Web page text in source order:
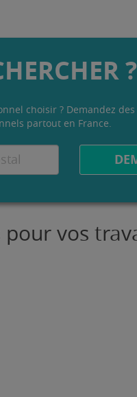
?
choisir ? Demandez
partout en France.
vos